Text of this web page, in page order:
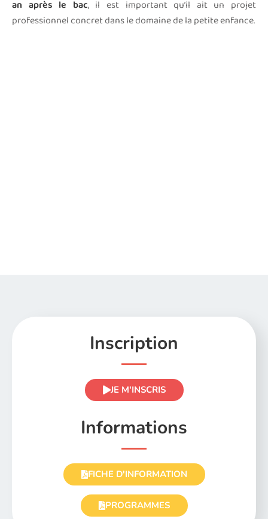
an après le bac, il est important qu’il ait un projet
professionnel concret dans le domaine de la petite enfance.
Inscription
JE M'INSCRIS
Informations
FICHE D'INFORMATION
PROGRAMMES